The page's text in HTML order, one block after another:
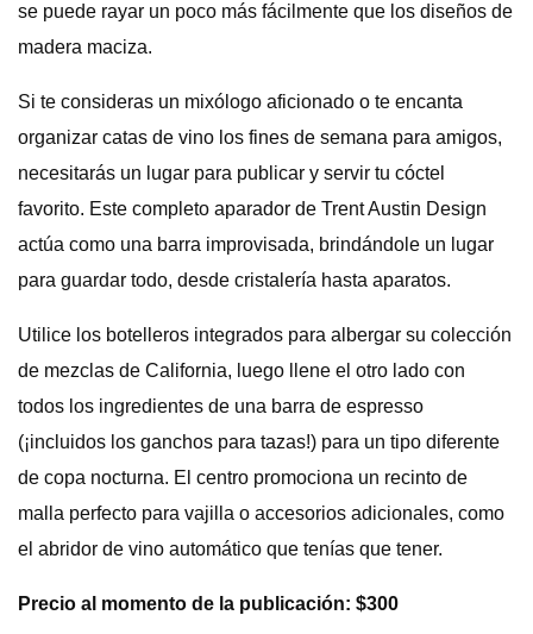
se puede rayar un poco más fácilmente que los diseños de
madera maciza.
Si te consideras un mixólogo aficionado o te encanta
organizar catas de vino los fines de semana para amigos,
necesitarás un lugar para publicar y servir tu cóctel
favorito. Este completo aparador de Trent Austin Design
actúa como una barra improvisada, brindándole un lugar
para guardar todo, desde cristalería hasta aparatos.
Utilice los botelleros integrados para albergar su colección
de mezclas de California, luego llene el otro lado con
todos los ingredientes de una barra de espresso
(¡incluidos los ganchos para tazas!) para un tipo diferente
de copa nocturna. El centro promociona un recinto de
malla perfecto para vajilla o accesorios adicionales, como
el abridor de vino automático que tenías que tener.
Precio al momento de la publicación: $300